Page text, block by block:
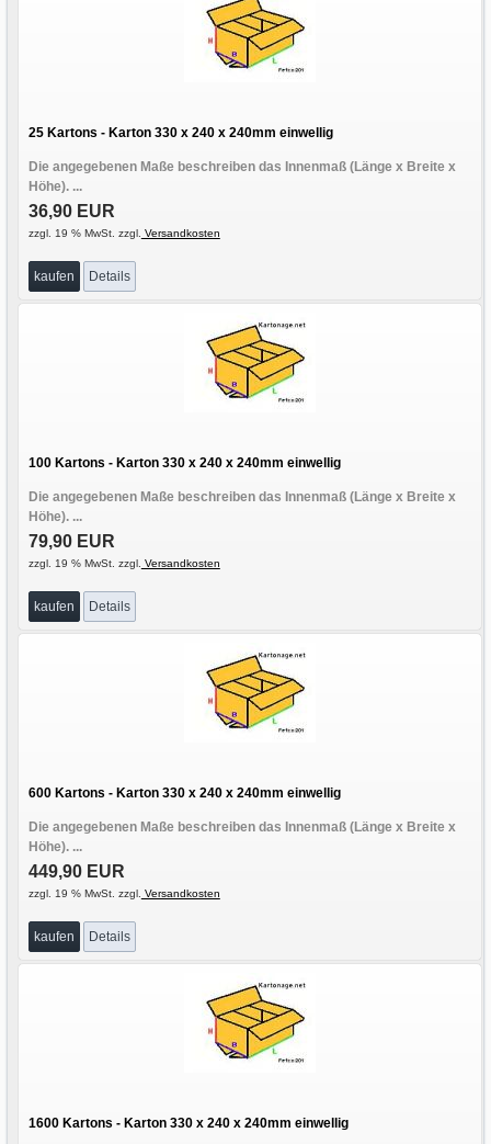
25 Kartons - Karton 330 x 240 x 240mm einwellig
Die angegebenen Maße beschreiben das Innenmaß (Länge x Breite x
Höhe). ...
36,90 EUR
zzgl. 19 % MwSt. zzgl. Versandkosten
kaufen Details
100 Kartons - Karton 330 x 240 x 240mm einwellig
Die angegebenen Maße beschreiben das Innenmaß (Länge x Breite x
Höhe). ...
79,90 EUR
zzgl. 19 % MwSt. zzgl. Versandkosten
kaufen Details
600 Kartons - Karton 330 x 240 x 240mm einwellig
Die angegebenen Maße beschreiben das Innenmaß (Länge x Breite x
Höhe). ...
449,90 EUR
zzgl. 19 % MwSt. zzgl. Versandkosten
kaufen Details
1600 Kartons - Karton 330 x 240 x 240mm einwellig